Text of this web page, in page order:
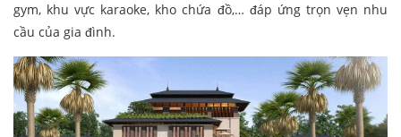
gym, khu vực karaoke, kho chứa đồ,… đáp ứng trọn vẹn nhu
cầu của gia đình.